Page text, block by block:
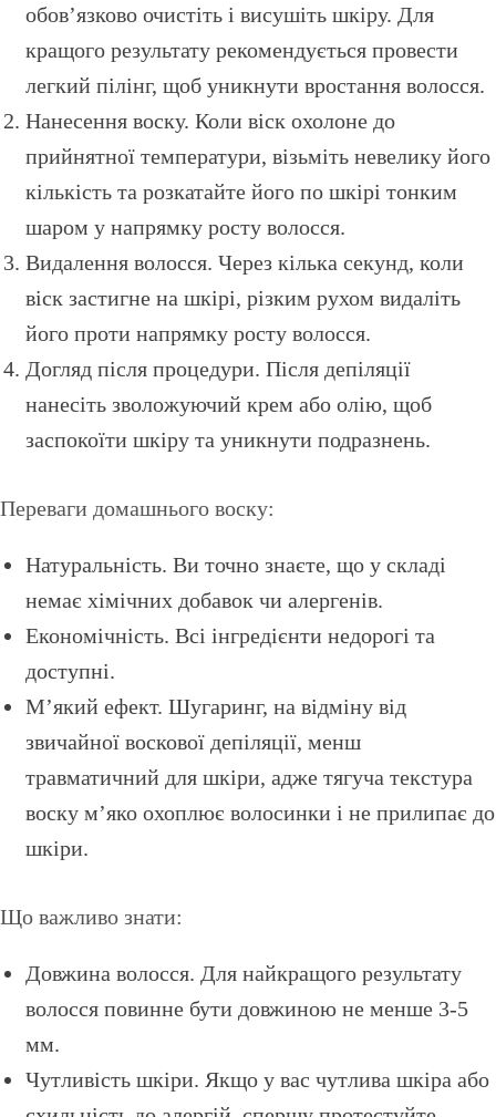
обов’язково очистіть і висушіть шкіру. Для
кращого результату рекомендується провести
легкий пілінг, щоб уникнути вростання волосся.
Нанесення воску. Коли віск охолоне до
прийнятної температури, візьміть невелику його
кількість та розкатайте його по шкірі тонким
шаром у напрямку росту волосся.
Видалення волосся. Через кілька секунд, коли
віск застигне на шкірі, різким рухом видаліть
його проти напрямку росту волосся.
Догляд після процедури. Після депіляції
нанесіть зволожуючий крем або олію, щоб
заспокоїти шкіру та уникнути подразнень.
Переваги домашнього воску:
Натуральність. Ви точно знаєте, що у складі
немає хімічних добавок чи алергенів.
Економічність. Всі інгредієнти недорогі та
доступні.
М’який ефект. Шугаринг, на відміну від
звичайної воскової депіляції, менш
травматичний для шкіри, адже тягуча текстура
воску м’яко охоплює волосинки і не прилипає до
шкіри.
Що важливо знати:
Довжина волосся. Для найкращого результату
волосся повинне бути довжиною не менше 3-5
мм.
Чутливість шкіри. Якщо у вас чутлива шкіра або